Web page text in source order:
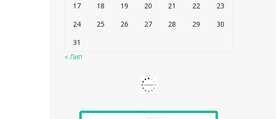
17
18 19 20 21 22
23
24
25 26 27 28 29
30
31
« Лип